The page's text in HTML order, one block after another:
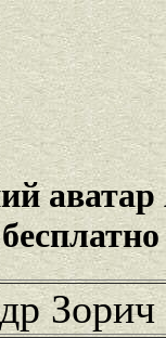
бесплатно
Зорич